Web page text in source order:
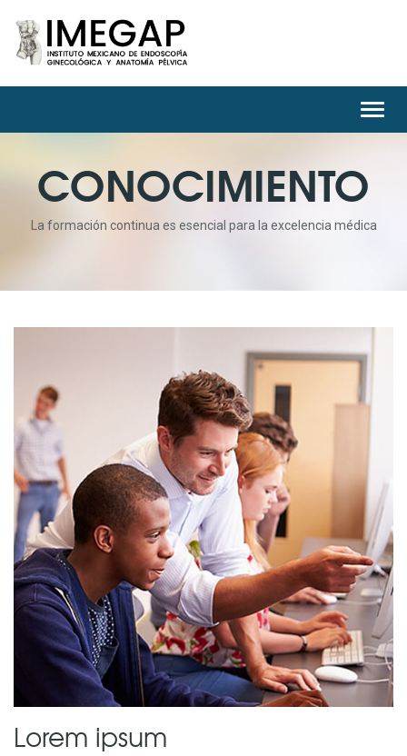
CONOCIMIENTO
La formación continua es esencial para la excelencia médica
Lorem ipsum